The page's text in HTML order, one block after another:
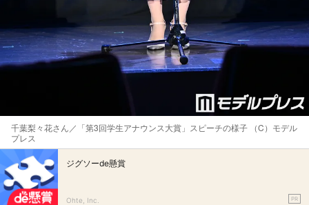
千葉梨々花さん／「第3回学生アナウンス大賞」スピーチの様子 （C）モデル
プレス
ジグソーde懸賞
Ohte, Inc. PR